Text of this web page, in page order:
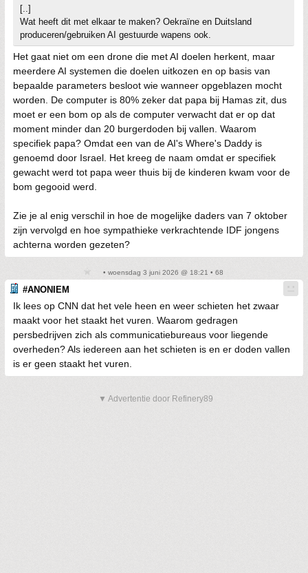
[..]
Wat heeft dit met elkaar te maken? Oekraïne en Duitsland
produceren/gebruiken AI gestuurde wapens ook.
Het gaat niet om een drone die met AI doelen herkent, maar
meerdere AI systemen die doelen uitkozen en op basis van
bepaalde parameters besloot wie wanneer opgeblazen mocht
worden. De computer is 80% zeker dat papa bij Hamas zit, dus
moet er een bom op als de computer verwacht dat er op dat
moment minder dan 20 burgerdoden bij vallen. Waarom
specifiek papa? Omdat een van de AI's Where's Daddy is
genoemd door Israel. Het kreeg de naam omdat er specifiek
gewacht werd tot papa weer thuis bij de kinderen kwam voor de
bom gegooid werd.
Zie je al enig verschil in hoe de mogelijke daders van 7 oktober
zijn vervolgd en hoe sympathieke verkrachtende IDF jongens
achterna worden gezeten?
• woensdag 3 juni 2026 @ 18:21 • 68
#ANONIEM
Ik lees op CNN dat het vele heen en weer schieten het zwaar
maakt voor het staakt het vuren. Waarom gedragen
persbedrijven zich als communicatiebureaus voor liegende
overheden? Als iedereen aan het schieten is en er doden vallen
is er geen staakt het vuren.
▼ Advertentie door Refinery89